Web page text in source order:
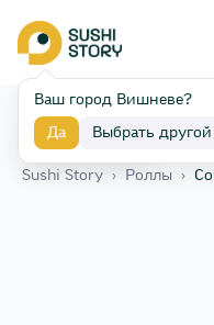
Ваш город Вишневе?
Да Выбрать
Назад
Sushi Story › Роллы ›